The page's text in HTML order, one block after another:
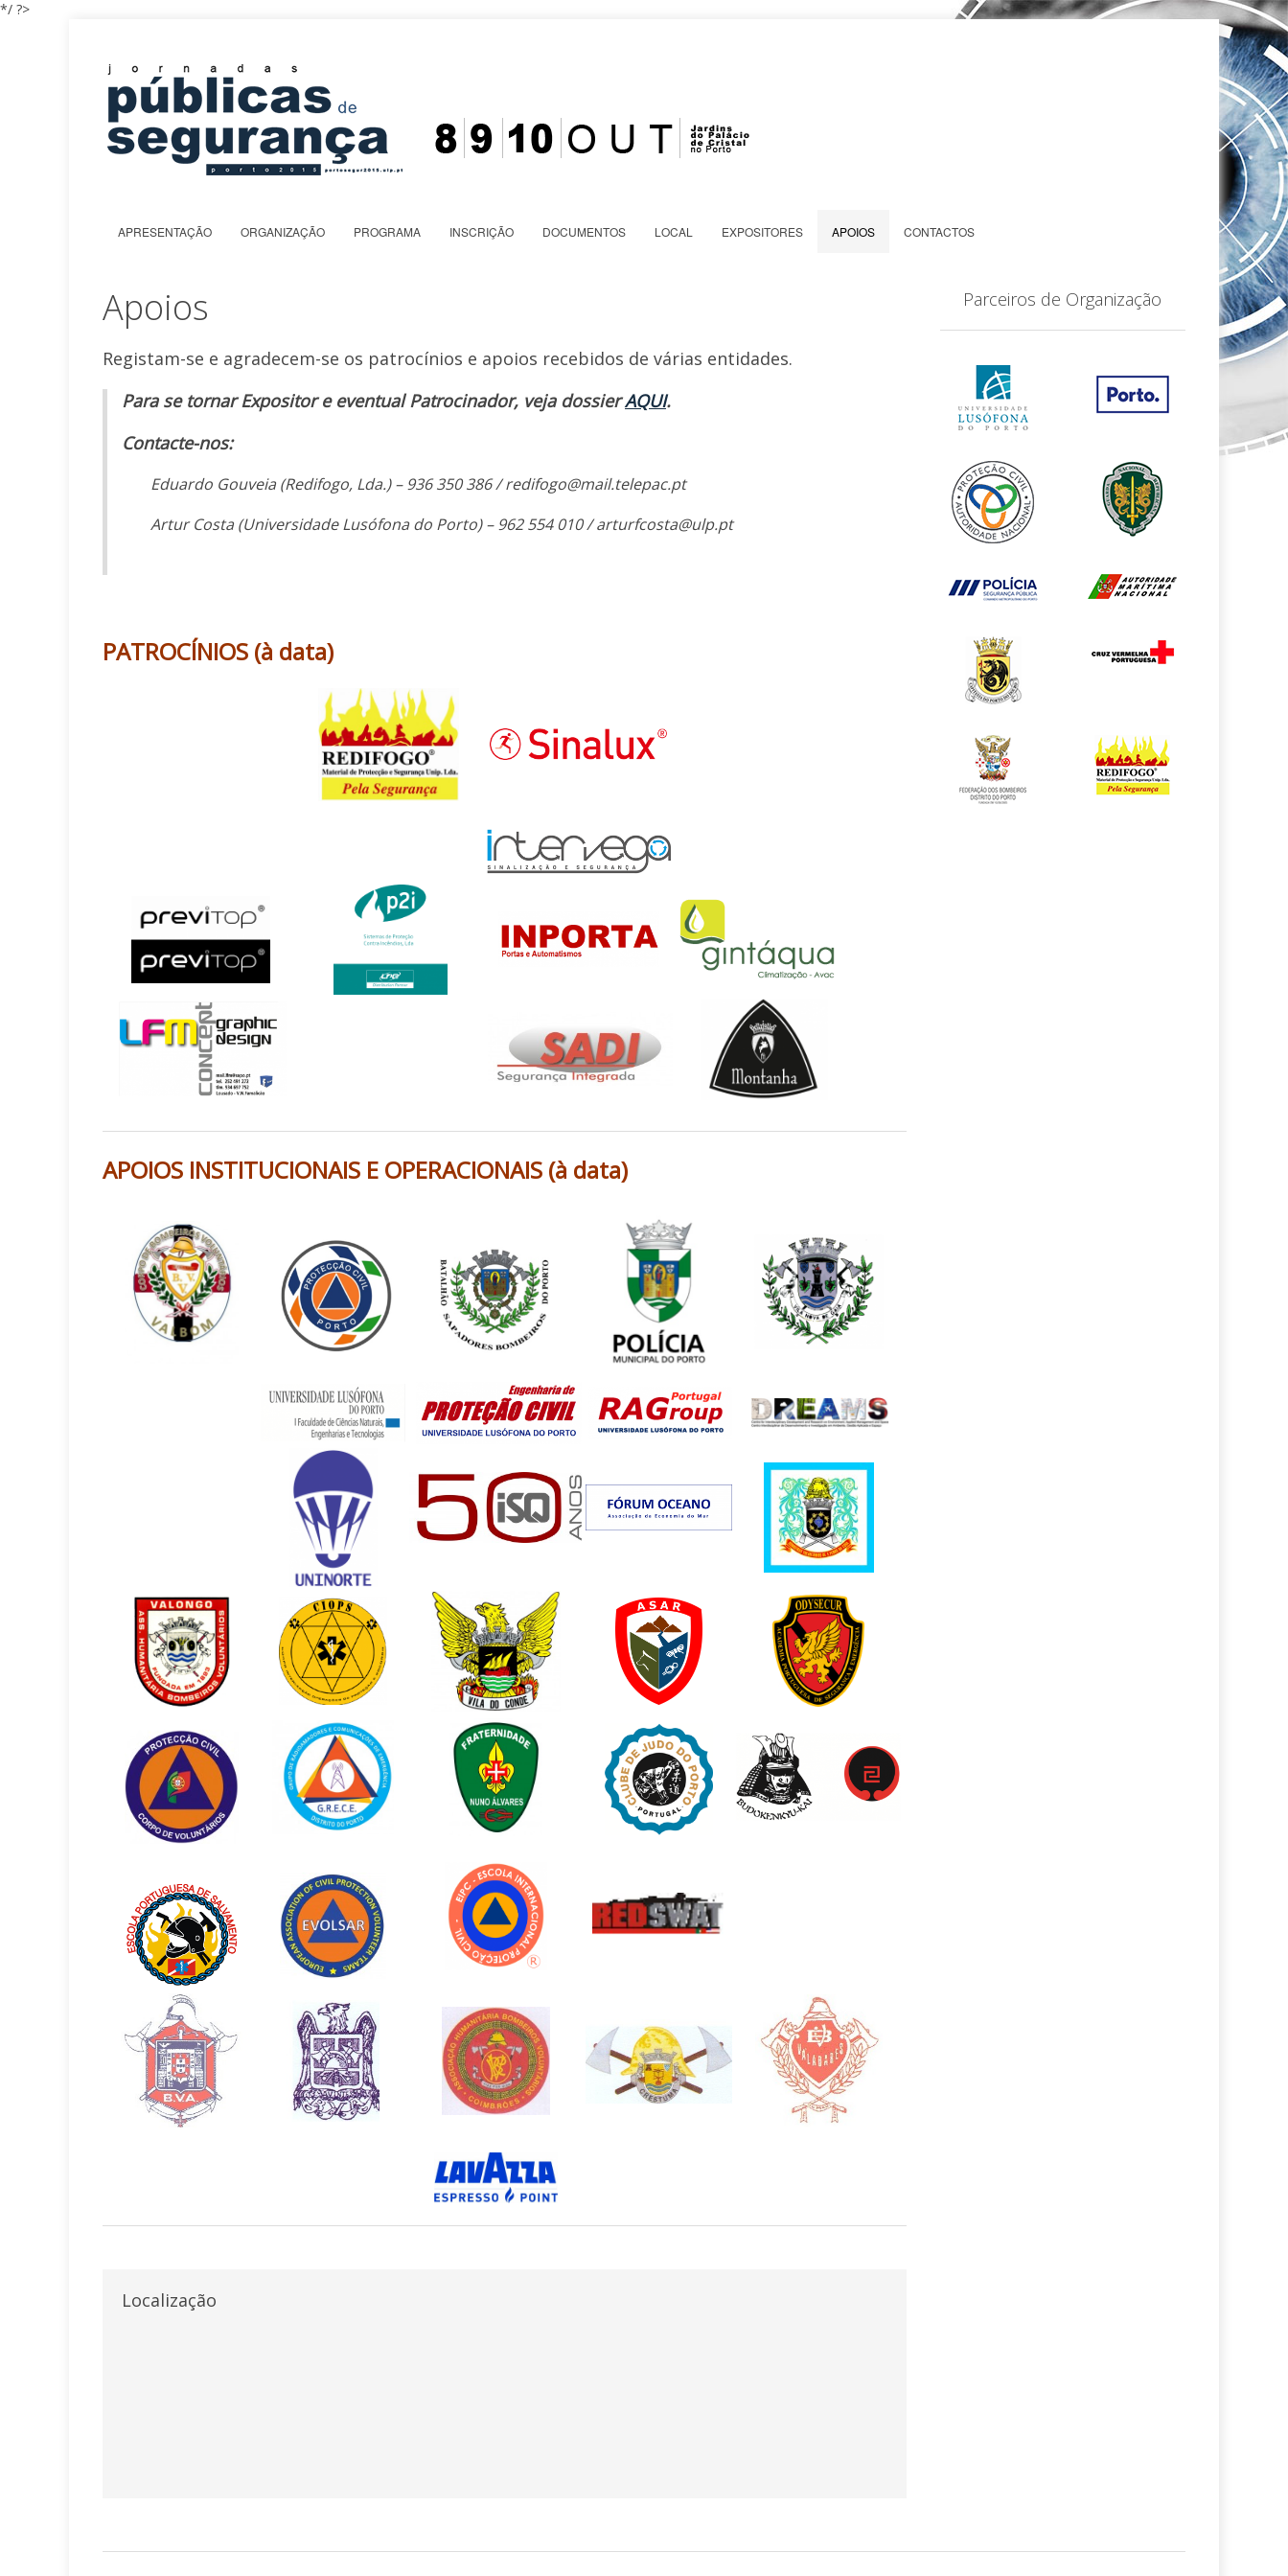
*/ ?>
APRESENTAÇÃO ORGANIZAÇÃO PROGRAMA INSCRIÇÃO DOCUMENTOS LOCAL EXPOSITORES APOIOS CONTACTOS
Apoios
Registam-se e agradecem-se os patrocínios e apoios recebidos de várias entidades.
Para se tornar Expositor e eventual Patrocinador, veja dossierAQUI.
Contacte-nos:
Eduardo Gouveia (Redifogo, Lda.) – 936 350 386 / redifogo@mail.telepac.pt
Artur Costa (Universidade Lusófona do Porto) – 962 554 010 / arturfcosta@ulp.pt
PATROCÍNIOS (à data)
APOIOS INSTITUCIONAIS E OPERACIONAIS (à data)
Localização
Parceiros de Organização